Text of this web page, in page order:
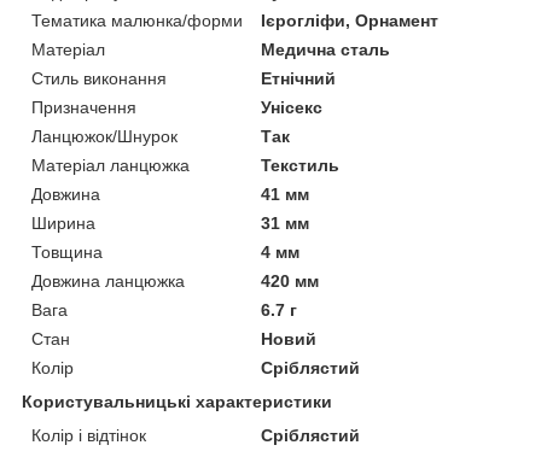
Тематика малюнка/форми
Ієрогліфи, Орнамент
Матеріал
Медична сталь
Стиль виконання
Етнічний
Призначення
Унісекс
Ланцюжок/Шнурок
Так
Матеріал ланцюжка
Текстиль
Довжина
41 мм
Ширина
31 мм
Товщина
4 мм
Довжина ланцюжка
420 мм
Вага
6.7 г
Стан
Новий
Колір
Сріблястий
Користувальницькі характеристики
Колір і відтінок
Сріблястий